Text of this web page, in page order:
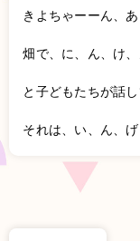
きよちゃーーん
畑で、に、ん、け
と子どもたちが話し
それは、い、ん、げ